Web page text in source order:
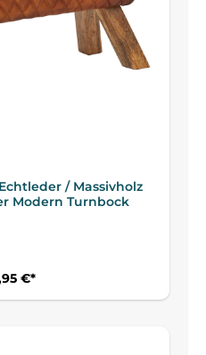
/ Massivholz
Modern Turnbock
€*